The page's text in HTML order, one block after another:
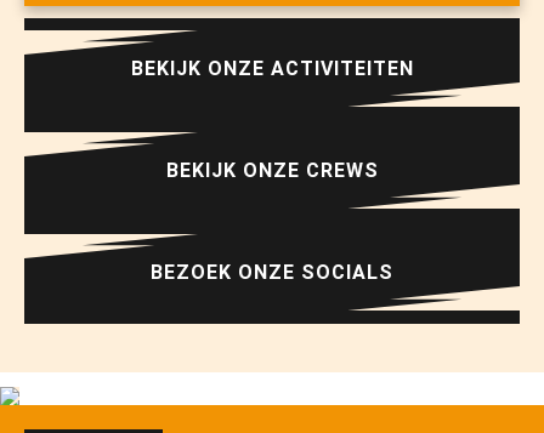
BEKIJK ONZE ACTIVITEITEN
BEKIJK ONZE CREWS
BEZOEK ONZE SOCIALS